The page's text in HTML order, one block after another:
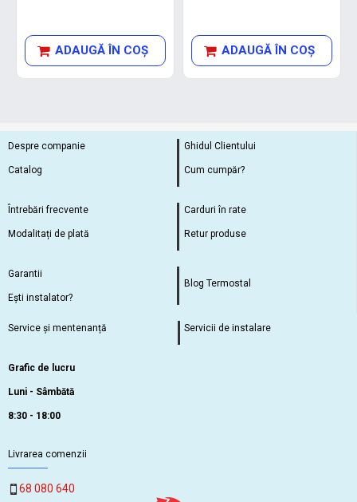
ADAUGĂ ÎN COŞ ADAUGĂ ÎN COŞ
Despre companie
Catalog
Ghidul Clientului
Cum cumpăr?
Întrebări frecvente
Modalitați de plată
Carduri în rate
Retur produse
Garantii
Ești instalator?
Blog Termostal
Service și mentenanță Servicii de instalare
Grafic de lucru
Luni - Sâmbătă
8:30 - 18:00
Livrarea comenzii
68 080 640